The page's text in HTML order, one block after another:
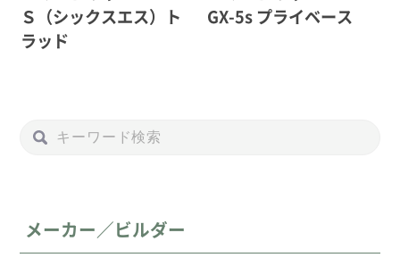
Ｓ（シックスエス）ト
ラッド
GX-5s プライベース
メーカー／ビルダー